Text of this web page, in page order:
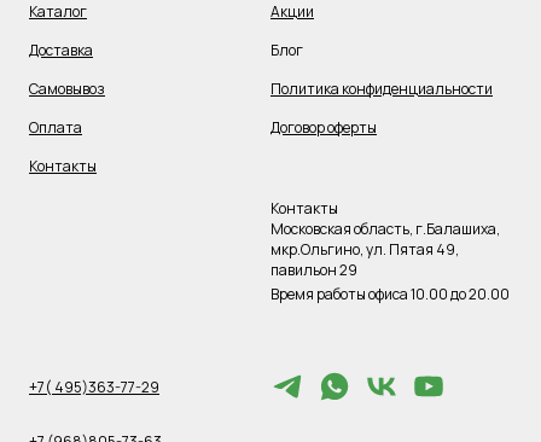
Каталог
Доставка
Самовывоз
Оплата
Контакты
Акции
Блог
Политика конфиденциальности
Договор оферты
Контакты
Московская область, г.Балашиха,
мкр.Ольгино, ул. Пятая 49,
павильон 29
Время работы офиса 10.00 до 20.00
+7( 495)363-77-29